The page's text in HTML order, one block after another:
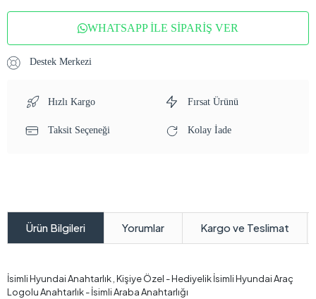
WHATSAPP İLE SİPARİŞ VER
Destek Merkezi
Hızlı Kargo Fırsat Ürünü
Taksit Seçeneği Kolay İade
Ürün Bilgileri Yorumlar Kargo ve Teslimat
İsimli Hyundai Anahtarlık , Kişiye Özel - Hediyelik İsimli Hyundai Araç
Logolu Anahtarlık - İsimli Araba Anahtarlığı